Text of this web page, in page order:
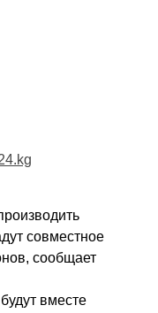
совместное
сообщает
вместе